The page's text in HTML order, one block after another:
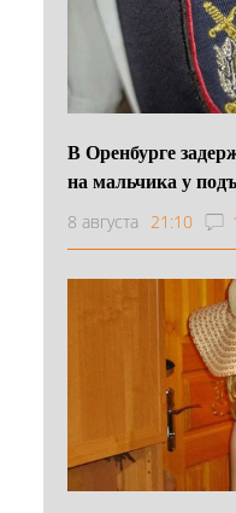
В Оренбурге
на мальчика у
8 августа 21:10